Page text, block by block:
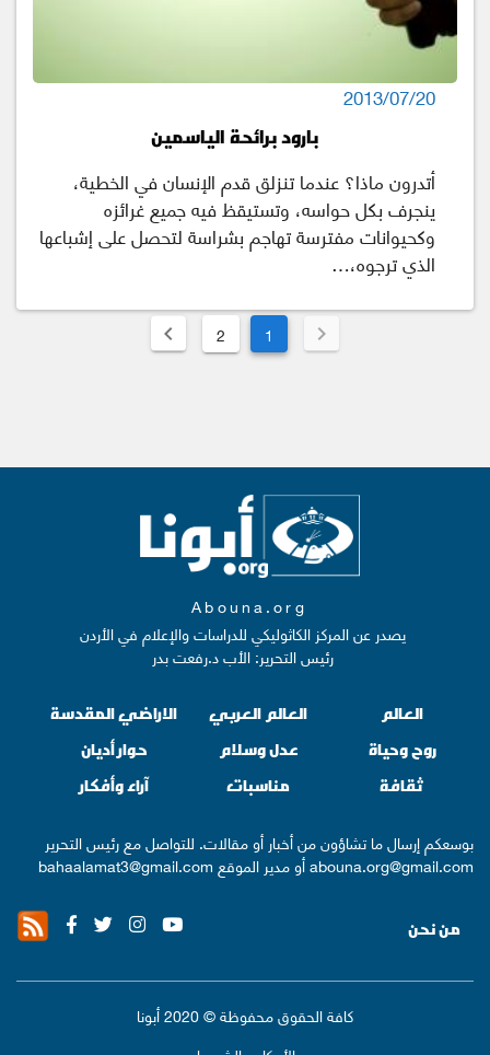
2013/07/20
بارود برائحة الياسمين
أتدرون ماذا؟ عندما تنزلق قدم الإنسان في الخطية،
ينجرف بكل حواسه، وتستيقظ فيه جميع غرائزه
وكحيوانات مفترسة تهاجم بشراسة لتحصل على إشباعها
الذي ترجوه،…
1
2
Abouna.org
يصدر عن المركز الكاثوليكي للدراسات والإعلام في الأردن
رئيس التحرير: الأب د.رفعت بدر
العالم العالم العربي
الاراضي المقدسة
روح وحياة
عدل وسلام
حوار أديان
ثقافة
مناسبات آراء وأفكار
بوسعكم إرسال ما تشاؤون من أخبار أو مقالات. للتواصل مع رئيس التحرير
abouna.org@gmail.comأو مدير الموقع bahaalamat3@gmail.com
من نحن
كافة الحقوق محفوظة © 2020 أبونا